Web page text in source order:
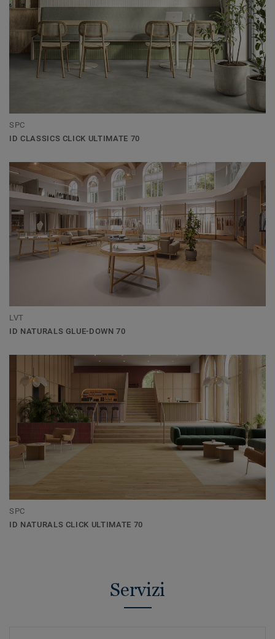
SPC
ID CLASSICS CLICK ULTIMATE 70
LVT
ID NATURALS GLUE-DOWN 70
SPC
ID NATURALS CLICK ULTIMATE 70
Servizi